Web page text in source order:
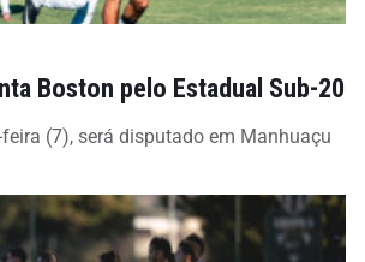
Boston pelo Estadual Sub-20
(7), será disputado em Manhuaçu